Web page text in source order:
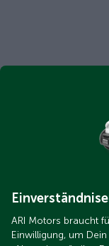
ARI Motors braucht
Einwilligung, um